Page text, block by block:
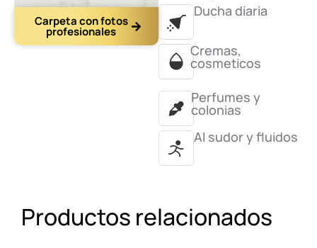
Carpeta con fotos
profesionales
Ducha diaria
Cremas,
cosmeticos
Perfumes y
colonias
Al sudor y fluidos
Productos relacionados